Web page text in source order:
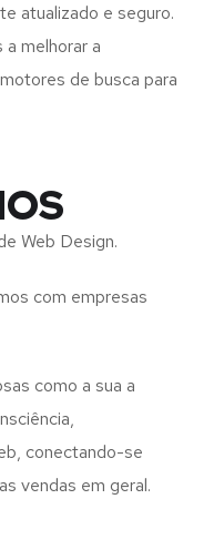
atualizado e seguro.
a melhorar a
de busca para
Web Design.
com empresas
como a sua a
conectando-se
vendas em geral.